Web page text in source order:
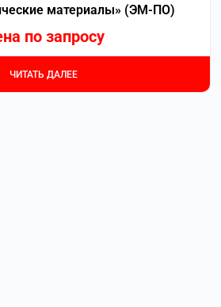
материалы» (ЭМ-ПО)
по запросу
ЧИТАТЬ ДАЛЕЕ